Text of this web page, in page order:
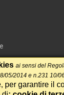
ai sensi del
05/2014 e n.231 10/
per garantire il